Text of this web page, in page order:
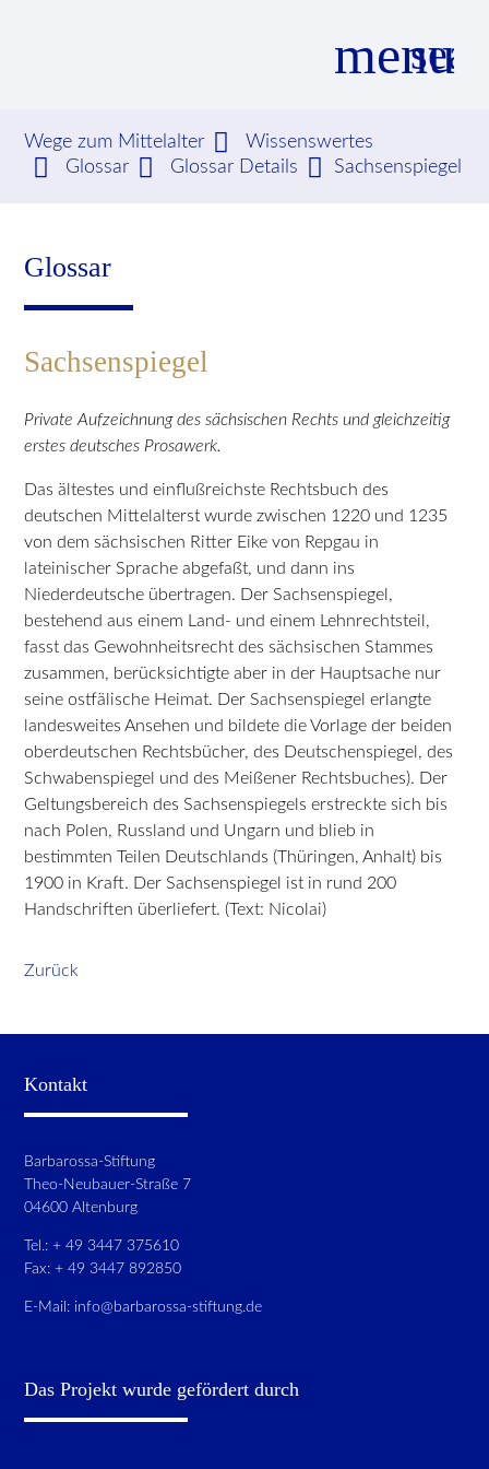
menu
Suchbegriffe SUCHEN
Wege zum Mittelalter
Wissenswertes
Glossar
Glossar Details Sachsenspiegel
Glossar
Sachsenspiegel
Private Aufzeichnung des sächsischen Rechts und gleichzeitig
erstes deutsches Prosawerk.
Das ältestes und einflußreichste Rechtsbuch des
deutschen Mittelalterst wurde zwischen 1220 und 1235
von dem sächsischen Ritter Eike von Repgau in
lateinischer Sprache abgefaßt, und dann ins
Niederdeutsche übertragen. Der Sachsenspiegel,
bestehend aus einem Land- und einem Lehnrechtsteil,
fasst das Gewohnheitsrecht des sächsischen Stammes
zusammen, berücksichtigte aber in der Hauptsache nur
seine ostfälische Heimat. Der Sachsenspiegel erlangte
landesweites Ansehen und bildete die Vorlage der beiden
oberdeutschen Rechtsbücher, des Deutschenspiegel, des
Schwabenspiegel und des Meißener Rechtsbuches). Der
Geltungsbereich des Sachsenspiegels erstreckte sich bis
nach Polen, Russland und Ungarn und blieb in
bestimmten Teilen Deutschlands (Thüringen, Anhalt) bis
1900 in Kraft. Der Sachsenspiegel ist in rund 200
Handschriften überliefert. (Text: Nicolai)
Zurück
Kontakt
Barbarossa-Stiftung
Theo-Neubauer-Straße 7
04600 Altenburg
Tel.: + 49 3447 375610
Fax: + 49 3447 892850
E-Mail: info@barbarossa-stiftung.de
Das Projekt wurde gefördert durch